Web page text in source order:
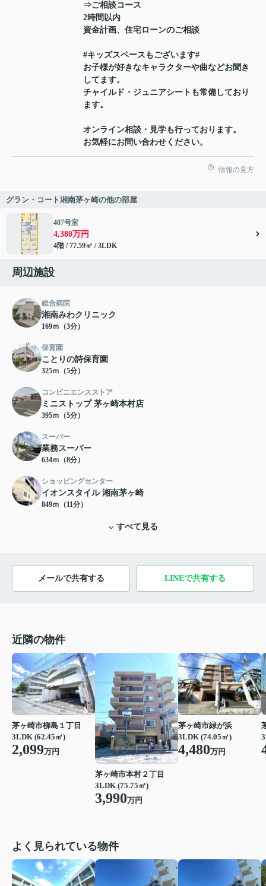
⇒ご相談コース
2時間以内
資金計画、住宅ローンのご相談
#キッズスペースもございます#
お子様が好きなキャラクターや曲などお聞き
してます。
チャイルド・ジュニアシートも常備しており
ます。
オンライン相談・見学も行っております。
お気軽にお問い合わせください。
情報の見方
グラン・コート湘南茅ヶ崎の他の部屋
407号室
4,380万円
4階 / 77.59㎡ / 3LDK
周辺施設
総合病院
湘南みわクリニック
169ｍ（3分）
保育園
ことりの詩保育園
325ｍ（5分）
コンビニエンスストア
ミニストップ 茅ヶ崎本村店
395ｍ（5分）
スーパー
業務スーパー
634ｍ（8分）
ショッピングセンター
イオンスタイル 湘南茅ヶ崎
849ｍ（11分）
すべて見る
メールで共有する LINEで共有する
近隣の物件
茅ヶ崎市柳島１丁目
3LDK (62.45㎡)
2,099万円
茅ヶ崎市本村２丁目
3LDK (75.75㎡)
3,990万円
茅ヶ崎市緑が浜
3LDK (74.05㎡)
4,480万円
よく見られている物件